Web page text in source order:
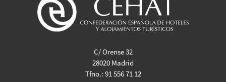
C/ Orense 32
28020 Madrid
Tfno.: 91 556 71 12